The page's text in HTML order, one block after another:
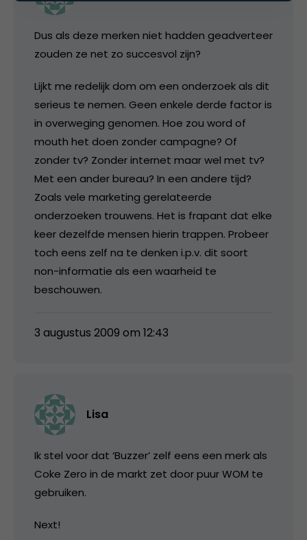
Dus als deze merken niet hadden geadverteer
zouden ze net zo succesvol zijn?
Lijkt me redelijk dom om een onderzoek als dit
serieus te nemen. Geen enkele derde factor is
in overweging genomen. Hoe zou word of
mouth het doen zonder campagne? Of
zonder tv? Zonder internet maar wel met tv?
Met een ander bureau? In een andere tijd?
Zoals vele marketing gerelateerde
onderzoeken trouwens. Het is frapant dat elke
keer dezelfde mensen hierin trappen. Probeer
toch eens zelf na te denken i.p.v. dit soort
non-informatie als een waarheid te
beschouwen.
3 augustus 2009 om 12:43
Lisa
Ik stel voor dat ‘Buzzer’ zelf eens een merk als
Coke Zero in de markt zet door puur WOM te
gebruiken.
Next!